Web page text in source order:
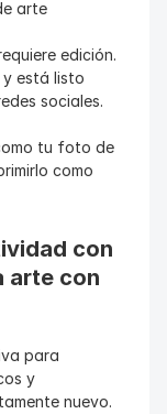
arte
edición.
está listo
sociales.
tu foto de
como
con
arte con
para
y
nuevo.